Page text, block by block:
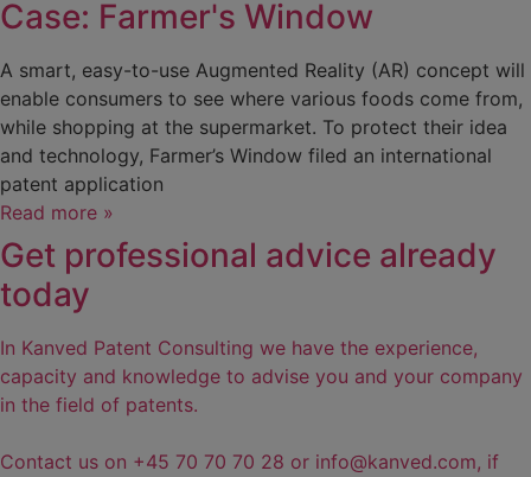
Case: Farmer's Window
A smart, easy-to-use Augmented Reality (AR) concept will
enable consumers to see where various foods come from,
while shopping at the supermarket. To protect their idea
and technology, Farmer’s Window filed an international
patent application
Read more »
Get professional advice already
today
In Kanved Patent Consulting we have the experience,
capacity and knowledge to advise you and your company
in the field of patents.
Contact us on +45 70 70 70 28 or info@kanved.com, if